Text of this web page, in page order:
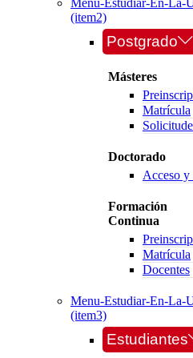
Menu-Estudiar-En-La-
(item2)
Postgrado
Másteres
Matrícula
Doctorado
Acceso y
Formación
Continua
Matrícula
Docentes
Menu-Estudiar-En-La-
(item3)
Estudiantes